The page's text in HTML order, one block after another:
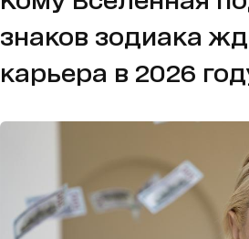
знаков зодиака
карьера в 2026